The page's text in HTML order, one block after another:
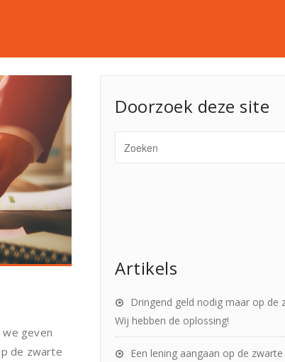
geven
de zwarte
Doorzoek deze site
Artikels
Dringend geld nodig maar op de
Wij hebben de oplossing!
Een lening aangaan op de